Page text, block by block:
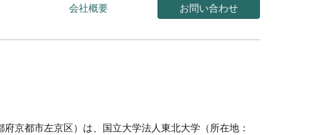
会社概要 お問い合わせ
京都市左京区）は、国立大学法人東北大学 （所在地：